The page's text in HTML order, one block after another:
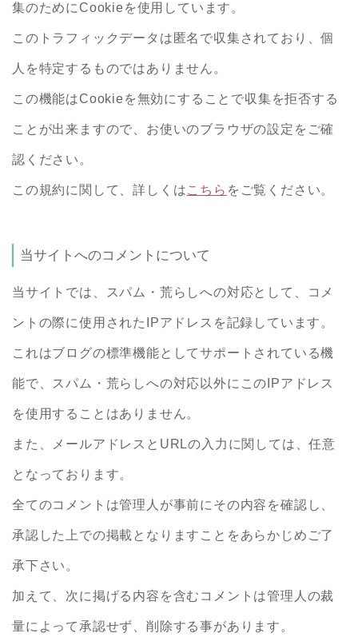
集のためにCookieを使用しています。
このトラフィックデータは匿名で収集されており、個
人を特定するものではありません。
この機能はCookieを無効にすることで収集を拒否する
ことが出来ますので、お使いのブラウザの設定をご確
認ください。
この規約に関して、詳しくはこちら をご覧ください。
当サイトへのコメントについて
当サイトでは、スパム・荒らしへの対応として、コメ
ントの際に使用されたIPアドレスを記録しています。
これはブログの標準機能としてサポートされている機
能で、スパム・荒らしへの対応以外にこのIPアドレス
を使用することはありません。
また、メールアドレスとURLの入力に関しては、任意
となっております。
全てのコメントは管理人が事前にその内容を確認し、
承認した上での掲載となりますことをあらかじめご了
承下さい。
加えて、次に掲げる内容を含むコメントは管理人の裁
量によって承認せず、削除する事があります。